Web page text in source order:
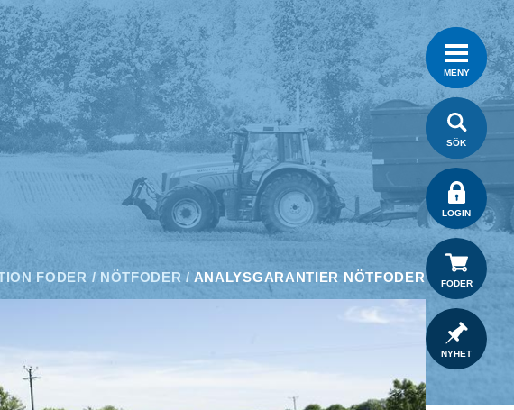
MENY
SÖK
LOGIN
FODER
NYHET
FODER / NÖTFODER / ANALYSGARANTIER NÖTFODER